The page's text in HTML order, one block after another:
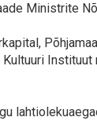
Ministrite
Instituut